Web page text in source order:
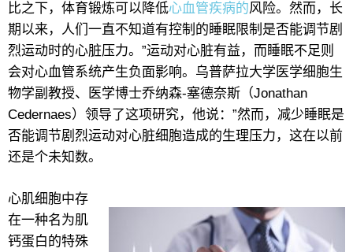
比之下，体育锻炼可以降低心血管疾病的风险。然而，长
期以来，人们一直不知道有控制的睡眠限制是否能调节剧
烈运动时的心脏压力。”运动对心脏有益，而睡眠不足则
会对心血管系统产生负面影响。乌普萨拉大学医学细胞生
物学副教授、医学博士乔纳森-塞德奈斯（Jonathan
Cedernaes）领导了这项研究，他说：”然而，减少睡眠是
否能调节剧烈运动对心脏细胞造成的生理压力，这在以前
还是个未知数。
心肌细胞中存
在一种名为肌
钙蛋白的特殊